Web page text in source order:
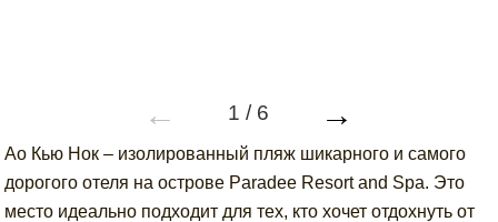
← 1 / 6 →
Ао Кью Нок – изолированный пляж шикарного и самого
дорогого отеля на острове Paradee Resort and Spa. Это
место идеально подходит для тех, кто хочет отдохнуть от